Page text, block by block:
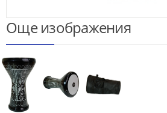
Още изображения